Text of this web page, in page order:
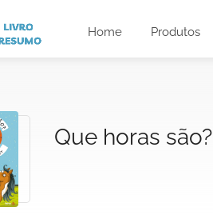
Home Produtos
Que horas são?